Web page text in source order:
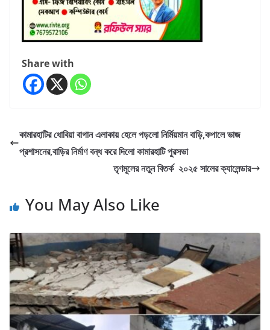
Share with
কামারহাটির ধোবিয়া বাগান এলাকায় হেলে পড়লো নির্মিয়মান বাড়ি,কপালে ভাজ
প্রশাসনের,বাড়ির নির্মাণ বন্ধ করে দিলো কামারহাটি পুরসভা
তৃণমূলের নতুন বিতর্ক ২০২৫ সালের ক্যালেন্ডার
You May Also Like